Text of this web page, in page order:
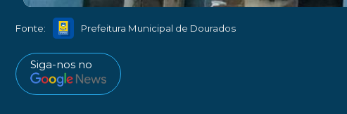
Fonte: Prefeitura Municipal de Dourados
Siga-nos no